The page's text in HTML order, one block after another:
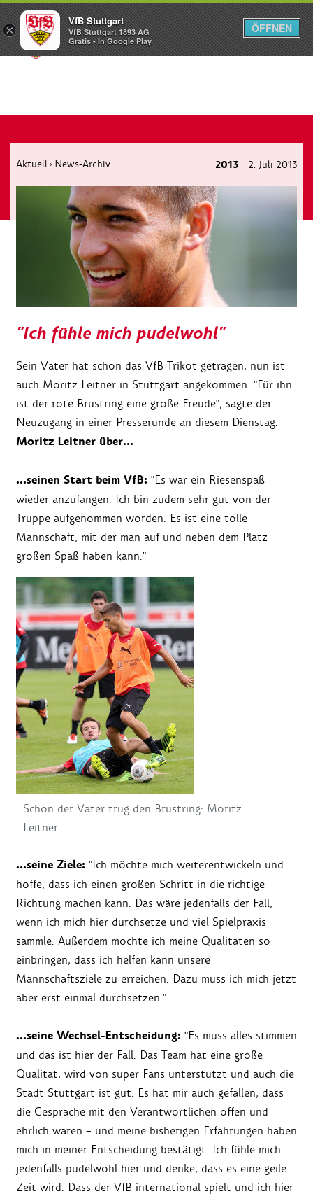
Menü
Aktuell › News-Archiv 2013 2. Juli 2013
"Ich fühle mich pudelwohl"
Sein Vater hat schon das VfB Trikot getragen, nun ist
auch Moritz Leitner in Stuttgart angekommen. "Für ihn
ist der rote Brustring eine große Freude", sagte der
Neuzugang in einer Presserunde an diesem Dienstag.
Moritz Leitner über…
…seinen Start beim VfB: "Es war ein Riesenspaß
wieder anzufangen. Ich bin zudem sehr gut von der
Truppe aufgenommen worden. Es ist eine tolle
Mannschaft, mit der man auf und neben dem Platz
großen Spaß haben kann."
Schon der Vater trug den Brustring: Moritz
Leitner
…seine Ziele: "Ich möchte mich weiterentwickeln und
hoffe, dass ich einen großen Schritt in die richtige
Richtung machen kann. Das wäre jedenfalls der Fall,
wenn ich mich hier durchsetze und viel Spielpraxis
sammle. Außerdem möchte ich meine Qualitäten so
einbringen, dass ich helfen kann unsere
Mannschaftsziele zu erreichen. Dazu muss ich mich jetzt
aber erst einmal durchsetzen."
…seine Wechsel-Entscheidung: "Es muss alles stimmen
und das ist hier der Fall. Das Team hat eine große
Qualität, wird von super Fans unterstützt und auch die
Stadt Stuttgart ist gut. Es hat mir auch gefallen, dass
die Gespräche mit den Verantwortlichen offen und
ehrlich waren – und meine bisherigen Erfahrungen haben
mich in meiner Entscheidung bestätigt. Ich fühle mich
jedenfalls pudelwohl hier und denke, dass es eine geile
Zeit wird. Dass der VfB international spielt und ich hier
×
VfB Stuttgart
VfB Stuttgart 1893 AG
Gratis - In Google Play
ÖFFNEN